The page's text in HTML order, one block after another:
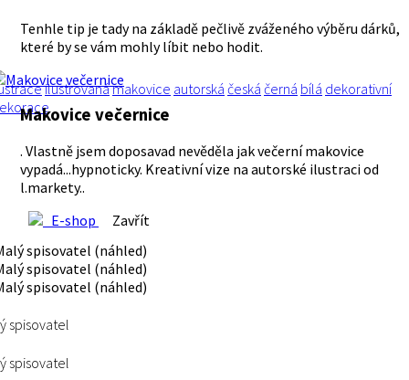
Tenhle tip je tady na základě pečlivě zváženého výběru dárků,
které by se vám mohly líbit nebo hodit.
ilustrovanámakovice autorská česká černá bílá dekorativní
Makovice večernice
. Vlastně jsem doposavad nevěděla jak večerní makovice
vypadá...hypnoticky. Kreativní vize na autorské ilustraci od
l.markety..
E-shop
Zavřít
spisovatel
spisovatel